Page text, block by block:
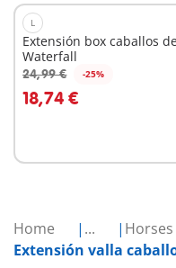
Home ...
Extensión valla
L
Extensión box caballos
Waterfall
24,99 € -25%
18,74 €
A la cesta